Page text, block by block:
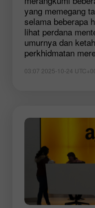
yang memegang
selama beberapa
lihat perdana
umurnya dan
perkhidmatan
03:07 2025-10-24